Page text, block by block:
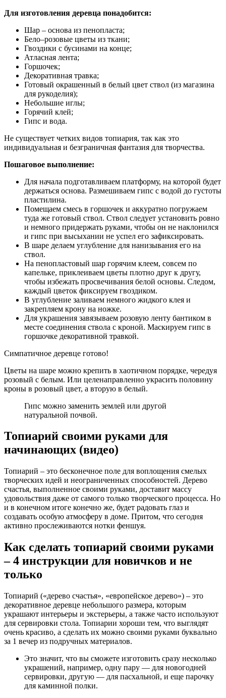
Для изготовления деревца понадобится:
Шар – основа из пенопласта;
Бело–розовые цветы из ткани;
Гвоздики с бусинами на конце;
Атласная лента;
Горшочек;
Декоративная травка;
Готовый окрашенный в белый цвет ствол (из магазина
для рукоделия);
Небольшие иглы;
Горячий клей;
Гипс и вода.
Не существует четких видов топиария, так как это
индивидуальная и безграничная фантазия для творчества.
Пошаговое выполнение:
Для начала подготавливаем платформу, на которой будет
держаться основа. Размешиваем гипс с водой до густоты
пластилина.
Помещаем смесь в горшочек и аккуратно погружаем
туда же готовый ствол. Ствол следует установить ровно
и немного придержать руками, чтобы он не наклонился
и гипс при высыхании не успел его зафиксировать.
В шаре делаем углубление для нанизывания его на
ствол.
На пенопластовый шар горячим клеем, совсем по
капельке, приклеиваем цветы плотно друг к другу,
чтобы избежать просвечивания белой основы. Следом,
каждый цветок фиксируем гвоздиком.
В углубление заливаем немного жидкого клея и
закрепляем крону на ножке.
Для украшения завязываем розовую ленту бантиком в
месте соединения ствола с кроной. Маскируем гипс в
горшочке декоративной травкой.
Симпатичное деревце готово!
Цветы на шаре можно крепить в хаотичном порядке, чередуя
розовый с белым. Или целенаправленно украсить половину
кроны в розовый цвет, а вторую в белый.
Гипс можно заменить землей или другой
натуральной почвой.
Топиарий своими руками для
начинающих (видео)
Топиарий – это бесконечное поле для воплощения смелых
творческих идей и неограниченных способностей. Дерево
счастья, выполненное своими руками, доставит массу
удовольствия даже от самого только творческого процесса. Но
и в конечном итоге конечно же, будет радовать глаз и
создавать особую атмосферу в доме. Притом, что сегодня
активно прослеживаются нотки феншуя.
Как сделать топиарий своими руками
– 4 инструкции для новичков и не
только
Топиарий («дерево счастья», «европейское дерево») – это
декоративное деревце небольшого размера, которым
украшают интерьеры и экстерьеры, а также часто используют
для сервировки стола. Топиарии хороши тем, что выглядят
очень красиво, а сделать их можно своими руками буквально
за 1 вечер из подручных материалов.
Это значит, что вы сможете изготовить сразу несколько
украшений, например, одну пару — для новогодней
сервировки, другую — для пасхальной, и еще парочку
для каминной полки.